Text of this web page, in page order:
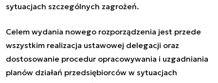
sytuacjach szczególnych zagrożeń.
Celem wydania nowego rozporządzenia jest przede
wszystkim realizacja ustawowej delegacji oraz
dostosowanie procedur opracowywania i uzgadniania
planów działań przedsiębiorców w sytuacjach